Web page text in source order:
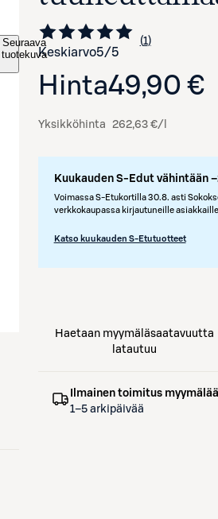
Seuraava
tuotekuvaKeskiarvo5/5 Siirry arvioihin
1
kappale
Hinta49,90 €
Yksikköhinta 262,63 €/l
Kuukauden S-Edut vähintään
Voimassa S-Etukortilla 30.8. asti
verkkokaupassa kirjautuneille
Katso kuukauden S-Etutuotteet
Haetaan myymäläsaatavuutta
latautuu
Ilmainen toimitus
1–5 arkipäivää